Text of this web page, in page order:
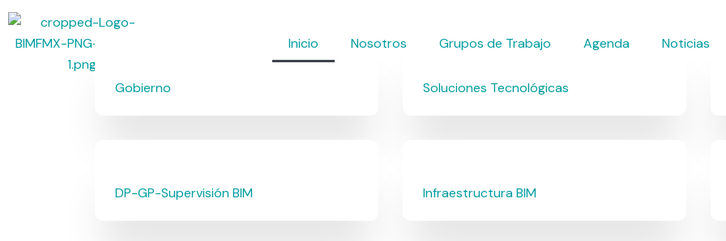
al
contenido
Inicio Nosotros Grupos de Trabajo Agenda Noticias
Gobierno Soluciones Tecnológicas
DP-GP-Supervisión BIM Infraestructura BIM